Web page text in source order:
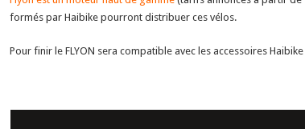
formés par Haibike pourront distribuer ces vélos.
Pour finir le FLYON sera compatible avec les accessoires